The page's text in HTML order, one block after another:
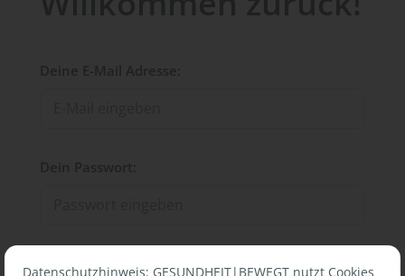
Datenschutzhinweis: GESUNDHEIT|BEWEGT nutzt Cookies